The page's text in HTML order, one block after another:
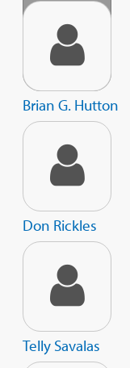
Brian G. Hutton
Don Rickles
Telly Savalas